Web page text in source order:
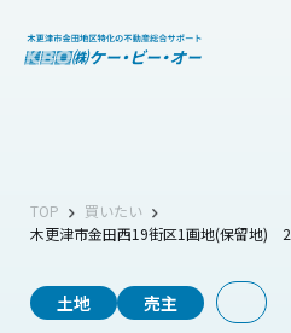
TOP
買いたい
木更津市金田西19街区1画地(保留地)
土地 売主